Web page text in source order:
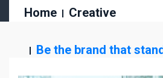
Home Creative
Be the brand that